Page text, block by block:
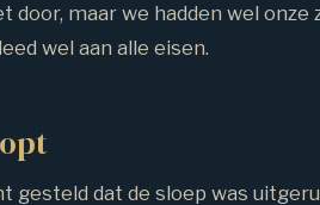
maar we hadden wel onze
wel aan alle eisen.
gesteld dat de sloep was